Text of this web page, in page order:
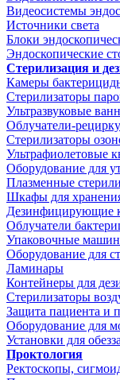
Видеосистемы
Источники света
Блоки
Эндоскопические
Стерилизация и
Камеры
Стерилизаторы
Ультразвуковые
Облучатели-
Стерилизаторы
Ультрафиолетовые
Оборудование для
Плазменные
Шкафы для
Дезинфицирующие
Облучатели
Упаковочные
Оборудование для
Ламинары
Контейнеры для
Стерилизаторы
Защита пациента и
Оборудование для
Установки для
Проктология
Ректоскопы,